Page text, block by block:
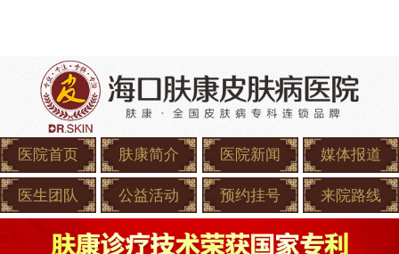
医院首页 肤康简介 医院新闻 媒体报道
医生团队 公益活动 预约挂号 来院路线